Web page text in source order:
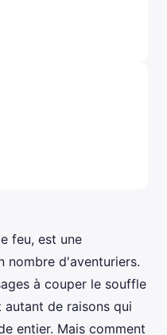
feu, est une
nombre d'aventuriers.
à couper le souffle
autant de raisons qui
entier. Mais comment